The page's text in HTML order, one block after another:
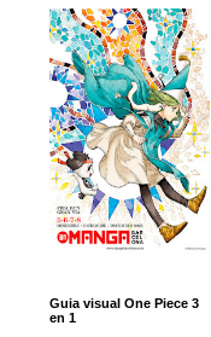
Guia visual One Piece 3
en 1